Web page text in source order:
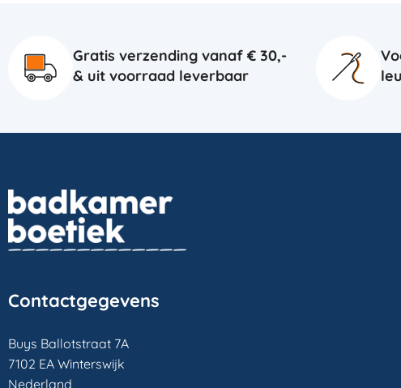
Gratis verzending vanaf € 30,-
& uit voorraad leverbaar
Contactgegevens
Buys Ballotstraat 7A
7102 EA Winterswijk
Nederland